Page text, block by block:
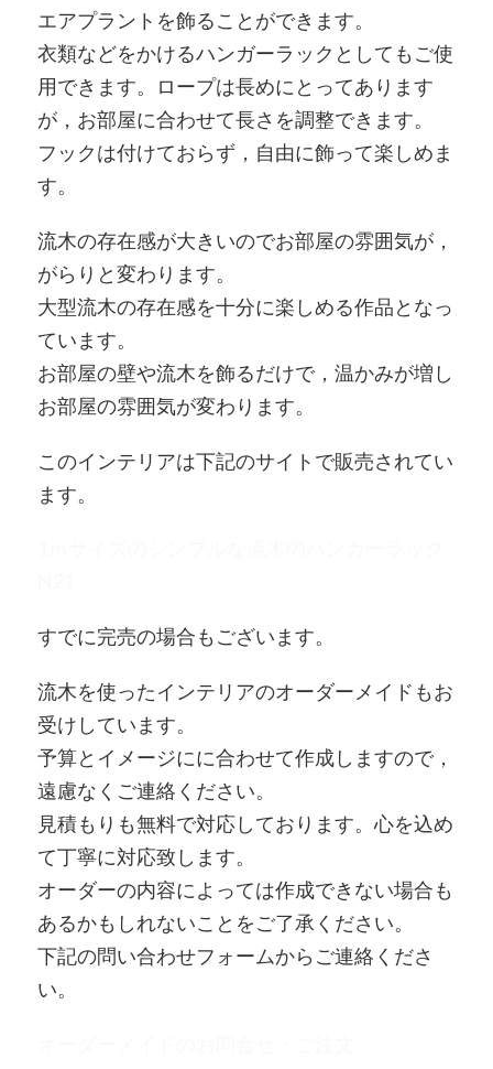
エアプラントを飾ることができます。
衣類などをかけるハンガーラックとしてもご使
用できます。ロープは長めにとってあります
が，お部屋に合わせて長さを調整できます。
フックは付けておらず，自由に飾って楽しめま
す。
流木の存在感が大きいのでお部屋の雰囲気が，
がらりと変わります。
大型流木の存在感を十分に楽しめる作品となっ
ています。
お部屋の壁や流木を飾るだけで，温かみが増し
お部屋の雰囲気が変わります。
このインテリアは下記のサイトで販売されてい
ます。
すでに完売の場合もございます。
流木を使ったインテリアのオーダーメイドもお
受けしています。
予算とイメージにに合わせて作成しますので，
遠慮なくご連絡ください。
見積もりも無料で対応しております。心を込め
て丁寧に対応致します。
オーダーの内容によっては作成できない場合も
あるかもしれないことをご了承ください。
下記の問い合わせフォームからご連絡くださ
い。